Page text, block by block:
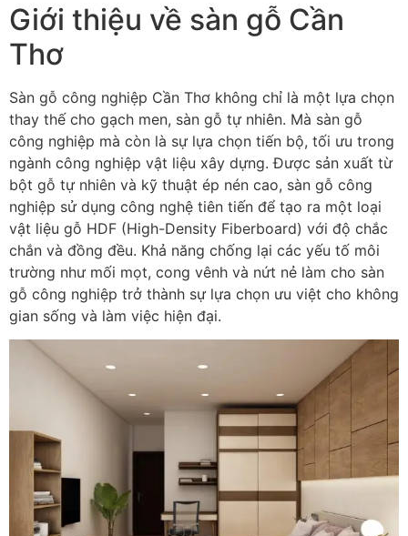
Giới thiệu về sàn gỗ Cần
Thơ
Sàn gỗ công nghiệp Cần Thơ không chỉ là một lựa chọn
thay thế cho gạch men, sàn gỗ tự nhiên. Mà sàn gỗ
công nghiệp mà còn là sự lựa chọn tiến bộ, tối ưu trong
ngành công nghiệp vật liệu xây dựng. Được sản xuất từ
bột gỗ tự nhiên và kỹ thuật ép nén cao, sàn gỗ công
nghiệp sử dụng công nghệ tiên tiến để tạo ra một loại
vật liệu gỗ HDF (High-Density Fiberboard) với độ chắc
chắn và đồng đều. Khả năng chống lại các yếu tố môi
trường như mối mọt, cong vênh và nứt nẻ làm cho sàn
gỗ công nghiệp trở thành sự lựa chọn ưu việt cho không
gian sống và làm việc hiện đại.